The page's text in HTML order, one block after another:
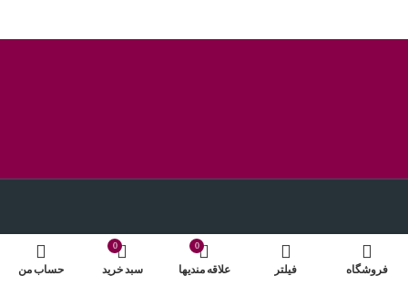
فروشگاه فیلتر
0
علاقه مندیها
0
سبد خرید حساب من